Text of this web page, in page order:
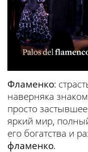
Фламенко:
наверняка
просто
яркий мир,
его богатства и
фламенко.